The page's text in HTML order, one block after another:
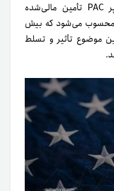
به‌علاوه، Fairshake بزرگ‌ترین سوپر PAC تأمین مالی‌شده
محسوب می‌شود که بیش
این موضوع تأثیر و تسلط